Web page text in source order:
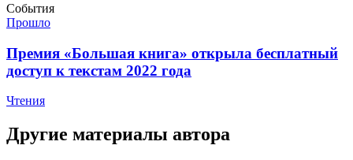
События
Прошло
​Премия «Большая книга» открыла бесплатный
доступ к текстам 2022 года
Чтения
Другие материалы автора